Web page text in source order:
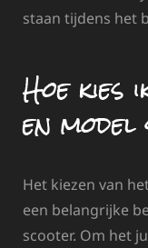
staan tijdens het
Hoe
en
Het kiezen van
een belangrijke
scooter. Om het